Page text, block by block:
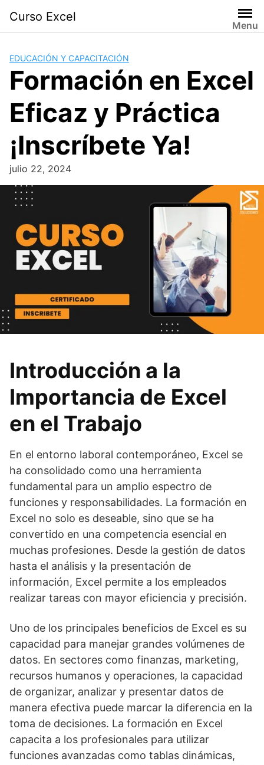
content
Curso Excel
Menu
EDUCACIÓN Y CAPACITACIÓN
Formación en Excel
Eficaz y Práctica
¡Inscríbete Ya!
julio 22, 2024
Introducción a la
Importancia de Excel
en el Trabajo
En el entorno laboral contemporáneo, Excel se
ha consolidado como una herramienta
fundamental para un amplio espectro de
funciones y responsabilidades. La formación en
Excel no solo es deseable, sino que se ha
convertido en una competencia esencial en
muchas profesiones. Desde la gestión de datos
hasta el análisis y la presentación de
información, Excel permite a los empleados
realizar tareas con mayor eficiencia y precisión.
Uno de los principales beneficios de Excel es su
capacidad para manejar grandes volúmenes de
datos. En sectores como finanzas, marketing,
recursos humanos y operaciones, la capacidad
de organizar, analizar y presentar datos de
manera efectiva puede marcar la diferencia en la
toma de decisiones. La formación en Excel
capacita a los profesionales para utilizar
funciones avanzadas como tablas dinámicas,